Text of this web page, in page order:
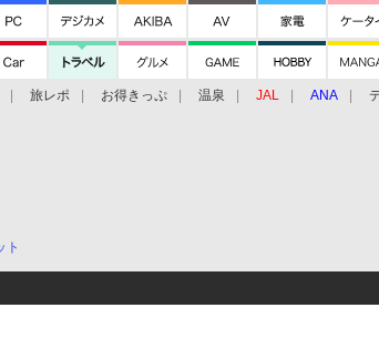
旅レポ お得きっぷ 温泉 JAL ANA
ト